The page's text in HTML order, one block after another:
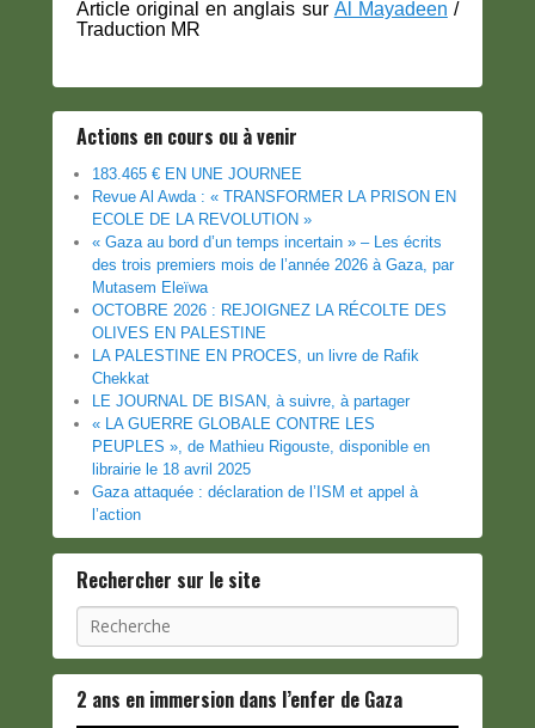
Article original en anglais sur Al Mayadeen /
Traduction MR
Actions en cours ou à venir
183.465 € EN UNE JOURNEE
Revue Al Awda : « TRANSFORMER LA PRISON EN
ECOLE DE LA REVOLUTION »
« Gaza au bord d’un temps incertain » – Les écrits
des trois premiers mois de l’année 2026 à Gaza, par
Mutasem Eleïwa
OCTOBRE 2026 : REJOIGNEZ LA RÉCOLTE DES
OLIVES EN PALESTINE
LA PALESTINE EN PROCES, un livre de Rafik
Chekkat
LE JOURNAL DE BISAN, à suivre, à partager
« LA GUERRE GLOBALE CONTRE LES
PEUPLES », de Mathieu Rigouste, disponible en
librairie le 18 avril 2025
Gaza attaquée : déclaration de l’ISM et appel à
l’action
Rechercher sur le site
Recherche
2 ans en immersion dans l’enfer de Gaza